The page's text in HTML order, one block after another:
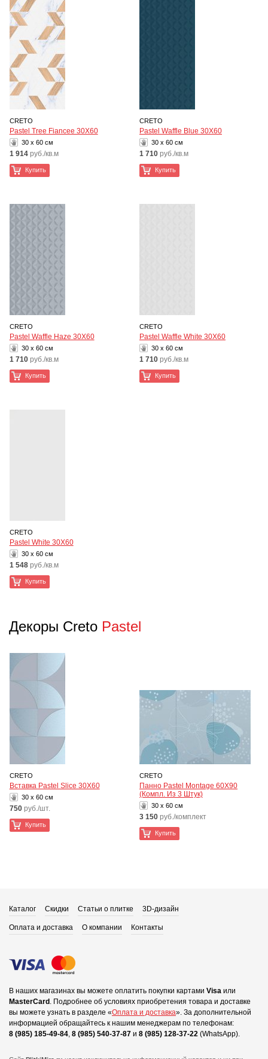
CRETO
Pastel Tree Fiancee 30Х60
30 x 60 см
1 914 руб./кв.м
Купить
CRETO
Pastel Waffle Blue 30Х60
30 x 60 см
1 710 руб./кв.м
Купить
CRETO
Pastel Waffle Haze 30Х60
30 x 60 см
1 710 руб./кв.м
Купить
CRETO
Pastel Waffle White 30Х60
30 x 60 см
1 710 руб./кв.м
Купить
CRETO
Pastel White 30Х60
30 x 60 см
1 548 руб./кв.м
Купить
Декоры Creto Pastel
CRETO
Вставка Pastel Slice 30Х60
30 x 60 см
750 руб./шт.
Купить
CRETO
Панно Pastel Montage 60Х90
(Компл. Из 3 Штук)
30 x 60 см
3 150 руб./комплект
Купить
Каталог Скидки Статьи о плитке 3D-дизайн
Оплата и доставка О компании Контакты
В наших магазинах вы можете оплатить покупки картами Visa или
MasterCard . Подробнее об условиях приобретения товара и доставке
вы можете узнать в разделе «Оплата и доставка». За дополнительной
информацией обращайтесь к нашим менеджерам по телефонам:
8 (985) 185-49-84, 8 (985) 540-37-87 и 8 (985) 128-37-22 (WhatsApp).